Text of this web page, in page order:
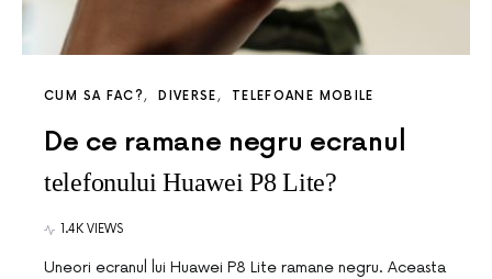
CUM SA FAC? DIVERSE TELEFOANE MOBILE
De ce ramane negru ecranul
telefonului Huawei P8 Lite?
1.4K VIEWS
Uneori ecranul lui Huawei P8 Lite ramane negru. Aceasta